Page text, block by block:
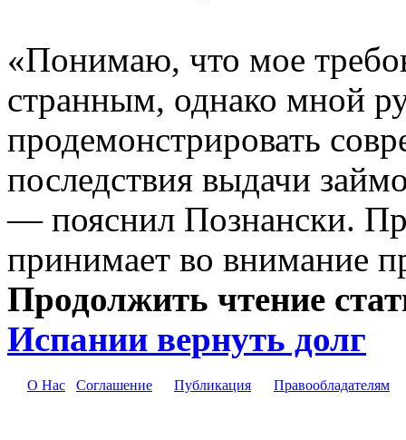
«Понимаю, что мое
странным, однако мной
продемонстрировать
последствия выдачи
— пояснил Познански.
принимает во внимание
Продолжить чтение
Испании вернуть долг
О Нас Соглашение Публикация Правообладателям